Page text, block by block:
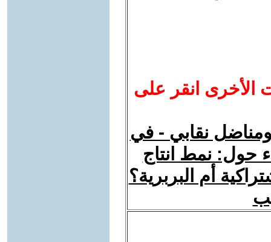
الأخرى انقر على
نقابي - في
حول: نمط انتاج
أم البربرية؟